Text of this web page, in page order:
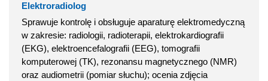
Elektroradiolog
Sprawuje kontrolę i obsługuje aparaturę elektromedyczną
w zakresie: radiologii, radioterapii, elektrokardiografii
(EKG), elektroencefalografii (EEG), tomografii
komputerowej (TK), rezonansu magnetycznego (NMR)
oraz audiometrii (pomiar słuchu); ocenia zdjęcia